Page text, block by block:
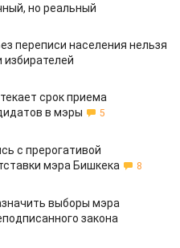
но реальный
переписи населения нельзя
избирателей
срок приема
в мэры
5
с прерогативой
мэра Бишкека
8
выборы мэра
закона